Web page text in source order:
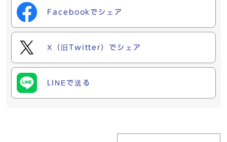
Facebookでシェア
X（旧Twitter）でシェア
LINEで送る